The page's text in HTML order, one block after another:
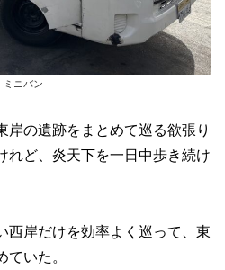
ミニバン
岸の遺跡をまとめて巡る欲張り
れど、炎天下を一日中歩き続け
西岸だけを効率よく巡って、東
ていた。